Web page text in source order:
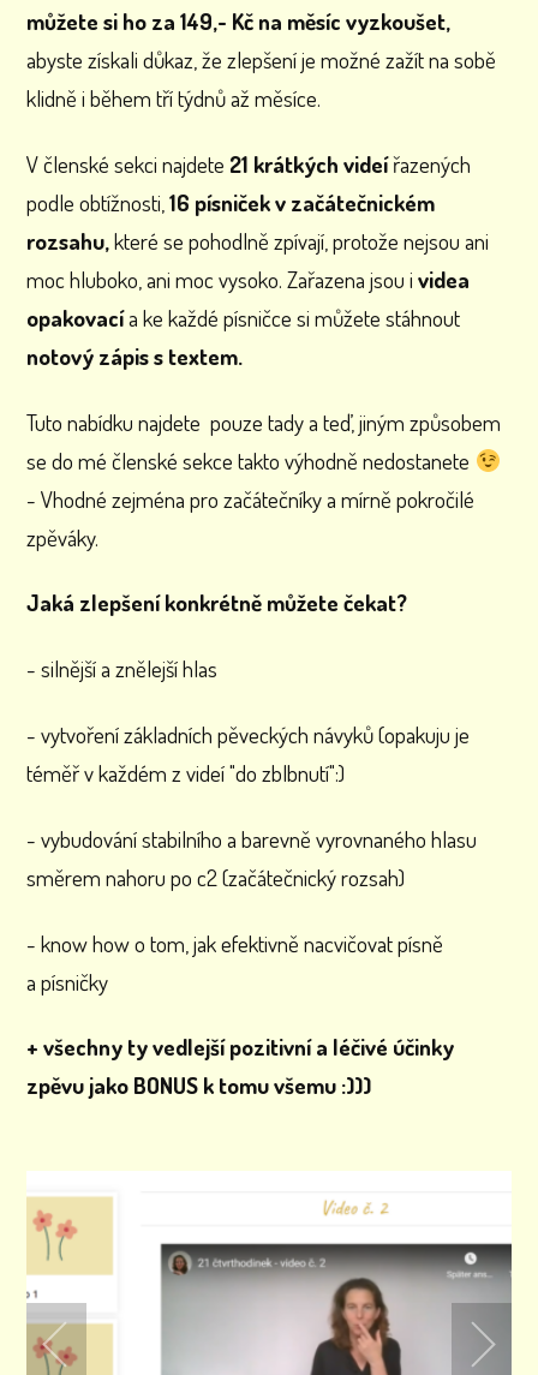
můžete si ho za 149,- Kč na měsíc vyzkoušet,
abyste získali důkaz, že zlepšení je možné zažít na sobě
klidně i během tří týdnů až měsíce.
V členské sekci najdete 21 krátkých videířazených
podle obtížnosti,16 písniček v začátečnickém
rozsahu,které se pohodlně zpívají, protože nejsou ani
moc hluboko, ani moc vysoko. Zařazena jsou ividea
opakovacía ke každé písničce si můžete stáhnout
notový zápis s textem.
Tuto nabídku najdete pouze tady a teď, jiným způsobem
se do mé členské sekce takto výhodně nedostanete
- Vhodné zejména pro začátečníky a mírně pokročilé
zpěváky.
Jaká zlepšení konkrétně můžete čekat?
- silnější a znělejší hlas
- vytvoření základních pěveckých návyků (opakuju je
téměř v každém z videí "do zblbnutí":)
- vybudování stabilního a barevně vyrovnaného hlasu
směrem nahoru po c2 (začátečnický rozsah)
- know how o tom, jak efektivně nacvičovat písně
a písničky
+ všechny ty vedlejší pozitivní a léčivé účinky
zpěvu jako BONUS k tomu všemu :)))